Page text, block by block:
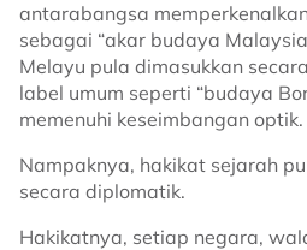
antarabangsa
sebagai “akar budaya
Melayu pula dimasukkan
label umum seperti “budaya
memenuhi keseimbangan optik.
Nampaknya, hakikat sejarah
secara diplomatik.
Hakikatnya, setiap negara,